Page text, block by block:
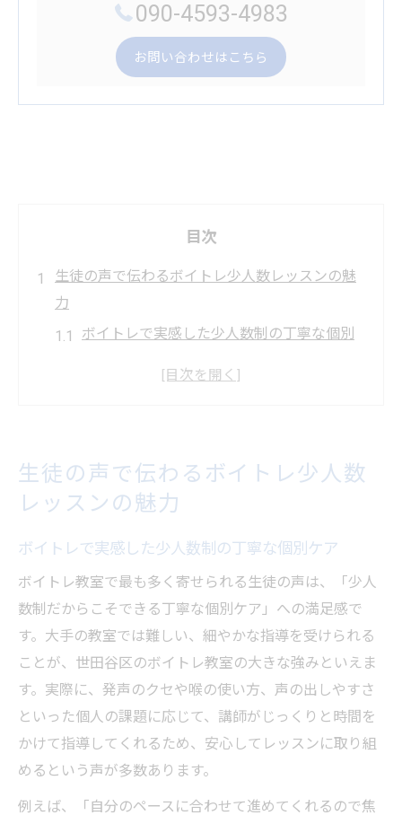
090-4593-4983
お問い合わせはこちら
目次
生徒の声で伝わるボイトレ少人数レッスンの魅
力
ボイトレで実感した少人数制の丁寧な個別
特徴
ボイトレ初心者も成長できる少人数レッス
ト体制
ボイトレで感じる個別ケアのきめ細やかさ
生徒の声に多い“自分専用”ボイトレ指導の満
足感
生徒の声で伝わるボイトレ少人数
レッスンの魅力
ボイトレで実感した少人数制の丁寧な個別ケア
ボイトレ教室で最も多く寄せられる生徒の声は、「少人
数制だからこそできる丁寧な個別ケア」への満足感で
す。大手の教室では難しい、細やかな指導を受けられる
ことが、世田谷区のボイトレ教室の大きな強みといえま
す。実際に、発声のクセや喉の使い方、声の出しやすさ
といった個人の課題に応じて、講師がじっくりと時間を
かけて指導してくれるため、安心してレッスンに取り組
めるという声が多数あります。
例えば、「自分のペースに合わせて進めてくれるので焦